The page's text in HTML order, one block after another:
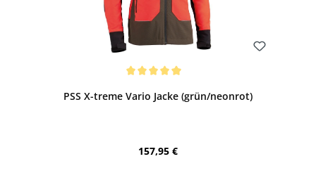
PSS X-treme Vario Jacke (grün/neonrot)
Regulärer Preis:
157,95 €